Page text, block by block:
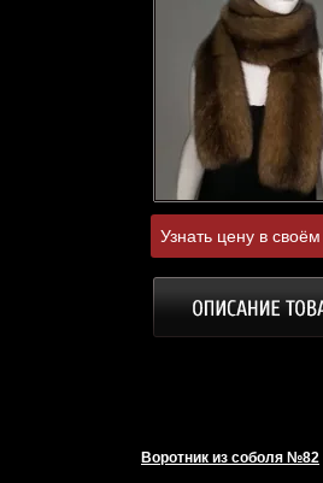
Узнать цену в
Воротник из соболя №82